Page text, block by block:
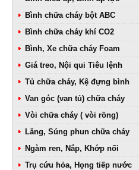
Bình chữa cháy bột ABC
Bình chữa cháy khí CO2
Bình, Xe chữa cháy Foam
Giá treo, Nội qui Tiêu lệnh
Tủ chữa cháy, Kệ đựng bình
Van góc (van tủ) chữa cháy
Vòi chữa cháy ( vòi rồng)
Lăng, Súng phun chữa cháy
Ngàm ren, Nắp, Khớp nối
Trụ cứu hỏa, Họng tiếp nước